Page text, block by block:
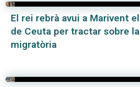
El rei rebrà avui a Marivent
de Ceuta per tractar sobre
migratòria